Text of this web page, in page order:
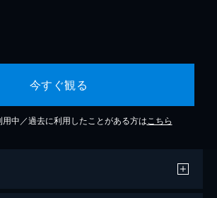
今すぐ観る
中／過去に利用したことがある方は こちら